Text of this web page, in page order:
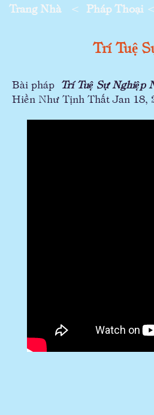
Trang Nhà < Pháp Thoại <
Trí Tuệ
Bài pháp Trí Tuệ Sự Nghiệp
Hiền Như Tịnh Thất Jan 18,